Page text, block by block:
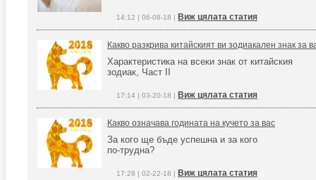
14:12 | 06-08-18 | Виж цялата статия
Какво разкрива китайският ви зодиакален знак за
Характеристика на всеки знак от китайския
зодиак, Част II
17:14 | 03-20-18 | Виж цялата статия
Какво означава годината на кучето за вас
За кого ще бъде успешна и за кого
по-трудна?
17:28 | 02-22-18 | Виж цялата статия